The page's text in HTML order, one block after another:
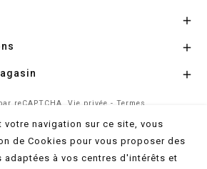



reCAPTCHA. Vie privée - Termes
l'Agence Colibri
votre navigation sur ce site, vous
de Cookies pour vous proposer des
à vos centres d'intérêts et